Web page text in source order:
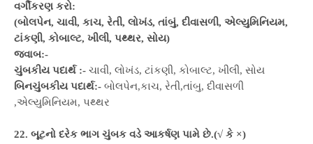
વર્ગીકરણ કરો:
(બોલપેન, ચાવી, કાચ, રેતી, લોખંડ, તાંબું, દીવાસળી, એલ્યુમિનિયમ,
ટાંકણી, કોબાલ્ટ, ખીલી, પથ્થર, સોય)
જવાબ:-
ચુંબકીય પદાર્થ :- ચાવી, લોખંડ, ટાંકણી, કોબાલ્ટ, ખીલી, સોય
બિનચુંબકીય પદાર્થ:- બોલપેન,કાચ, રેતી,તાંબુ, દીવાસળી
,એલ્યુમિનિયમ, પથ્થર
22. બૂટનો દરેક ભાગ ચુંબક વડે આકર્ષણ પામે છે.(√ કે ×)